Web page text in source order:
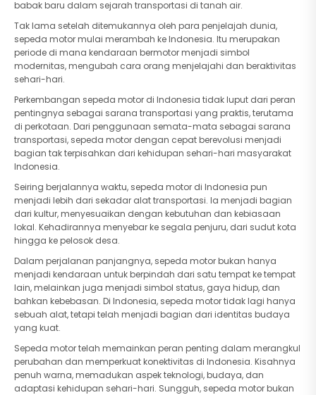
babak baru dalam sejarah transportasi di tanah air.
Tak lama setelah ditemukannya oleh para penjelajah dunia,
sepeda motor mulai merambah ke Indonesia. Itu merupakan
periode di mana kendaraan bermotor menjadi simbol
modernitas, mengubah cara orang menjelajahi dan beraktivitas
sehari-hari.
Perkembangan sepeda motor di Indonesia tidak luput dari peran
pentingnya sebagai sarana transportasi yang praktis, terutama
di perkotaan. Dari penggunaan semata-mata sebagai sarana
transportasi, sepeda motor dengan cepat berevolusi menjadi
bagian tak terpisahkan dari kehidupan sehari-hari masyarakat
Indonesia.
Seiring berjalannya waktu, sepeda motor di Indonesia pun
menjadi lebih dari sekadar alat transportasi. Ia menjadi bagian
dari kultur, menyesuaikan dengan kebutuhan dan kebiasaan
lokal. Kehadirannya menyebar ke segala penjuru, dari sudut kota
hingga ke pelosok desa.
Dalam perjalanan panjangnya, sepeda motor bukan hanya
menjadi kendaraan untuk berpindah dari satu tempat ke tempat
lain, melainkan juga menjadi simbol status, gaya hidup, dan
bahkan kebebasan. Di Indonesia, sepeda motor tidak lagi hanya
sebuah alat, tetapi telah menjadi bagian dari identitas budaya
yang kuat.
Sepeda motor telah memainkan peran penting dalam merangkul
perubahan dan memperkuat konektivitas di Indonesia. Kisahnya
penuh warna, memadukan aspek teknologi, budaya, dan
adaptasi kehidupan sehari-hari. Sungguh, sepeda motor bukan